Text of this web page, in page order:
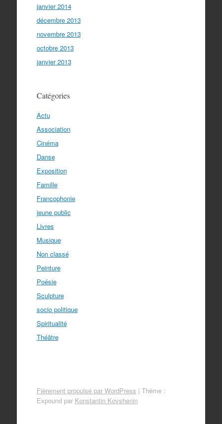
janvier 2014
décembre 2013
novembre 2013
octobre 2013
janvier 2013
Catégories
Actu
Association
Cinéma
Danse
Exposition
Famille
Francophonie
jeune public
Livres
Musique
Non classé
Peinture
Poésie
Sculpture
socio politique
Spiritualité
Théâtre
Fièrement propulsé par WordPress | Thème :
Expound par Konstantin Kovshenin